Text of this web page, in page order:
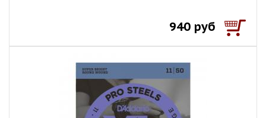
940 руб